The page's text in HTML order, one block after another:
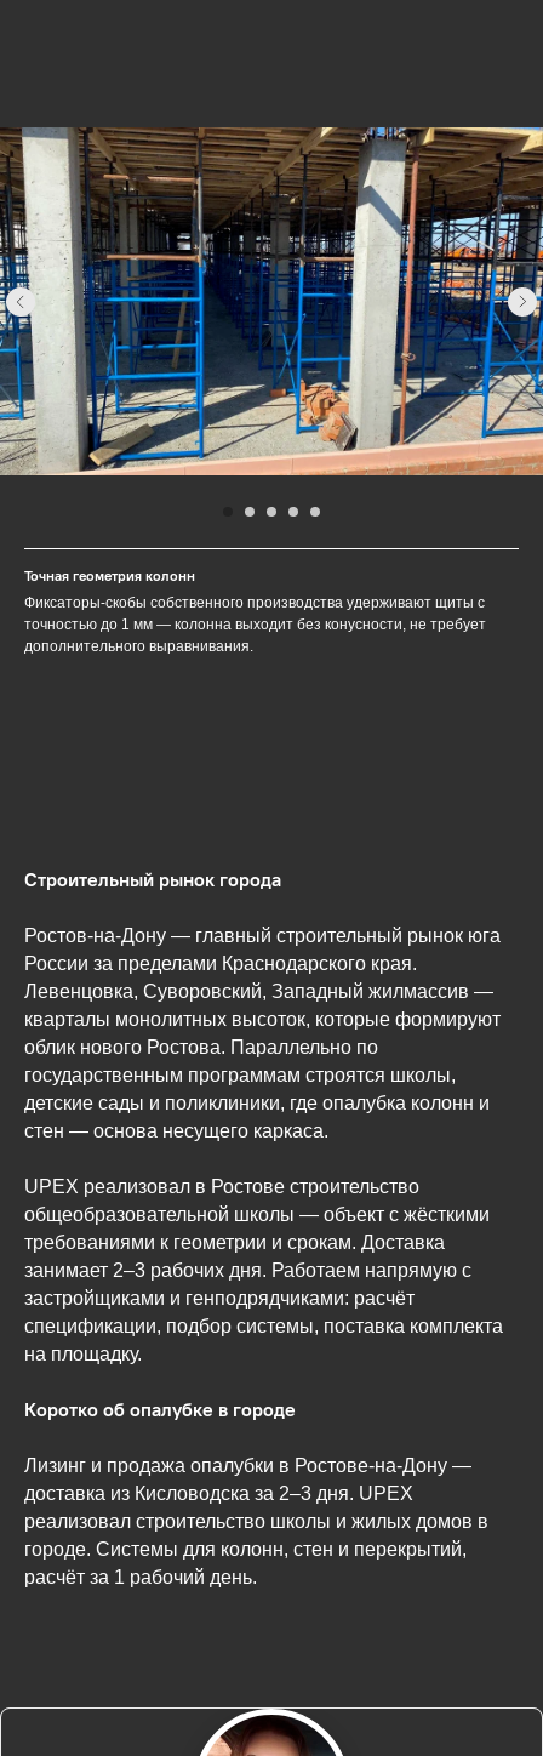
Точная геометрия колонн
Фиксаторы-скобы собственного производства удерживают щиты с
точностью до 1 мм — колонна выходит без конусности, не требует
дополнительного выравнивания.
Строительный рынок города
Ростов-на-Дону — главный строительный рынок юга
России за пределами Краснодарского края.
Левенцовка, Суворовский, Западный жилмассив —
кварталы монолитных высоток, которые формируют
облик нового Ростова. Параллельно по
государственным программам строятся школы,
детские сады и поликлиники, где опалубка колонн и
стен — основа несущего каркаса.
UPEX реализовал в Ростове строительство
общеобразовательной школы — объект с жёсткими
требованиями к геометрии и срокам. Доставка
занимает 2–3 рабочих дня. Работаем напрямую с
застройщиками и генподрядчиками: расчёт
спецификации, подбор системы, поставка комплекта
на площадку.
Коротко об опалубке в городе
Лизинг и продажа опалубки в Ростове-на-Дону —
доставка из Кисловодска за 2–3 дня. UPEX
реализовал строительство школы и жилых домов в
городе. Системы для колонн, стен и перекрытий,
расчёт за 1 рабочий день.